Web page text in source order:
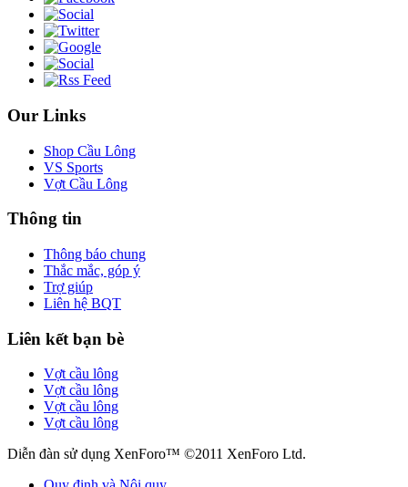
Our Links
Shop Cầu Lông
VS Sports
Vợt Cầu Lông
Thông tin
Thông báo chung
Thắc mắc, góp ý
Trợ giúp
Liên hệ BQT
Liên kết bạn bè
Vợt cầu lông
Vợt cầu lông
Vợt cầu lông
Vợt cầu lông
Diễn đàn sử dụng XenForo™ ©2011 XenForo Ltd.